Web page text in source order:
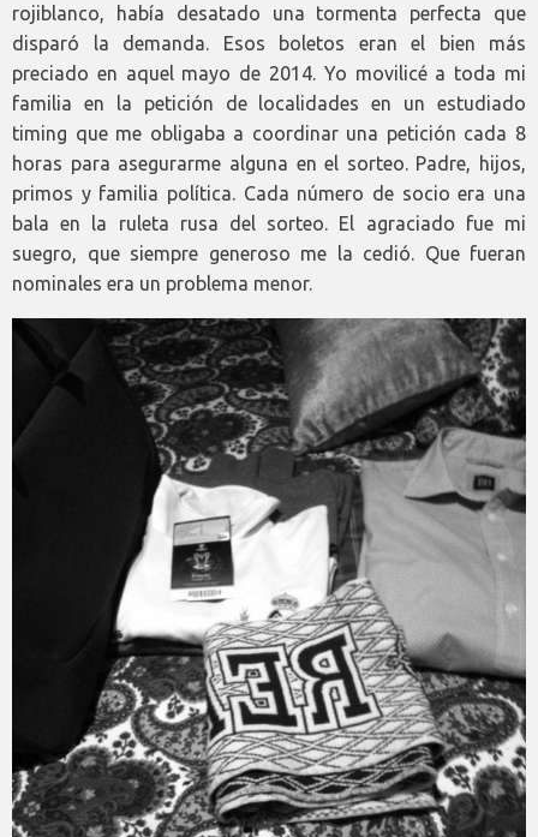
rojiblanco, había desatado una tormenta perfecta que
disparó la demanda. Esos boletos eran el bien más
preciado en aquel mayo de 2014. Yo movilicé a toda mi
familia en la petición de localidades en un estudiado
timing que me obligaba a coordinar una petición cada 8
horas para asegurarme alguna en el sorteo. Padre, hijos,
primos y familia política. Cada número de socio era una
bala en la ruleta rusa del sorteo. El agraciado fue mi
suegro, que siempre generoso me la cedió. Que fueran
nominales era un problema menor.